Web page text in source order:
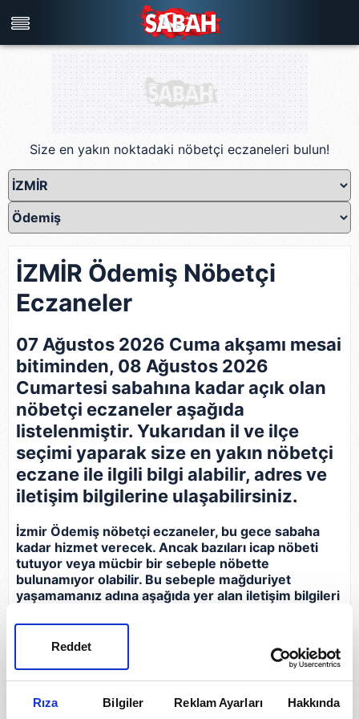
Rıza Bilgiler Reklam Ayarları Hakkında
Reddet
Türkiye'nin en iyi haber sitesi
Size en yakın noktadaki nöbetçi eczaneleri bulun!
İZMİR Ödemiş Nöbetçi
Eczaneler
07 Ağustos 2026 Cuma akşamı mesai
bitiminden, 08 Ağustos 2026
Cumartesi sabahına kadar açık olan
nöbetçi eczaneler aşağıda
listelenmiştir. Yukarıdan il ve ilçe
seçimi yaparak size en yakın nöbetçi
eczane ile ilgili bilgi alabilir, adres ve
iletişim bilgilerine ulaşabilirsiniz.
İzmir Ödemiş nöbetçi eczaneler, bu gece sabaha
kadar hizmet verecek. Ancak bazıları icap nöbeti
tutuyor veya mücbir bir sebeple nöbette
bulunamıyor olabilir. Bu sebeple mağduriyet
yaşamamanız adına aşağıda yer alan iletişim bilgileri
olup olmadığını teyit etmeniz gerekir.
Eczane İletişim Bilgileri
İnci Eczanesi